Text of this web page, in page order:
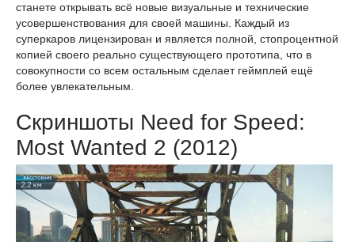
станете открывать всё новые визуальные и технические
усовершенствования для своей машины. Каждый из
суперкаров лицензирован и является полной, стопроцентной
копией своего реально существующего прототипа, что в
совокупности со всем остальным сделает геймплей ещё
более увлекательным.
Скриншоты Need for Speed:
Most Wanted 2 (2012)